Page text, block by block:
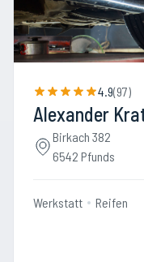
4.9(97)
Alexander
Birkach 382
6542 Pfunds
Werkstatt Reifen